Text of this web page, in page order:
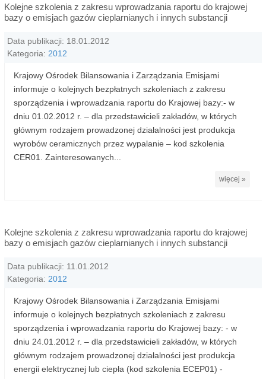
Kolejne szkolenia z zakresu wprowadzania raportu do krajowej
bazy o emisjach gazów cieplarnianych i innych substancji
Data publikacji: 18.01.2012
Kategoria: 2012
Krajowy Ośrodek Bilansowania i Zarządzania Emisjami
informuje o kolejnych bezpłatnych szkoleniach z zakresu
sporządzenia i wprowadzania raportu do Krajowej bazy:- w
dniu 01.02.2012 r. – dla przedstawicieli zakładów, w których
głównym rodzajem prowadzonej działalności jest produkcja
wyrobów ceramicznych przez wypalanie – kod szkolenia
CER01. Zainteresowanych...
więcej »
Kolejne szkolenia z zakresu wprowadzania raportu do krajowej
bazy o emisjach gazów cieplarnianych i innych substancji
Data publikacji: 11.01.2012
Kategoria: 2012
Krajowy Ośrodek Bilansowania i Zarządzania Emisjami
informuje o kolejnych bezpłatnych szkoleniach z zakresu
sporządzenia i wprowadzania raportu do Krajowej bazy: - w
dniu 24.01.2012 r. – dla przedstawicieli zakładów, w których
głównym rodzajem prowadzonej działalności jest produkcja
energii elektrycznej lub ciepła (kod szkolenia ECEP01) -